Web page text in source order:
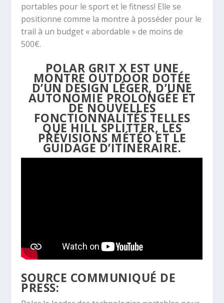
portables pour le sport et le fitness! Elle se
positionne comme la montre à posséder pour le
trail à un budget « abordable » de moins de
500€.
POLAR GRIT X EST UNE
MONTRE OUTDOOR DOTÉE
D’UN DESIGN LÉGER, D’UNE
AUTONOMIE PROLONGÉE ET
DE NOUVELLES
FONCTIONNALITÉS TELLES
QUE HILL SPLITTER, LES
PRÉVISIONS MÉTÉO ET LE
GUIDAGE D’ITINÉRAIRE.
SOURCE COMMUNIQUÉ DE
PRESS: